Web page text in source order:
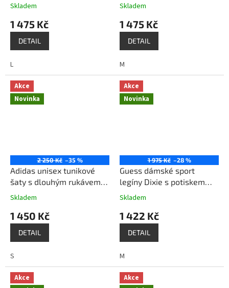
Skladem
1 475 Kč
DETAIL
L
Skladem
1 475 Kč
DETAIL
M
Akce
Novinka
2 250 Kč –35 %
Adidas unisex tunikové
šaty s dlouhým rukávem
HI6012 černé
Skladem
1 450 Kč
DETAIL
S
Akce
Novinka
1 975 Kč –28 %
Guess dámské sport
legíny Dixie s potiskem
černé
Skladem
1 422 Kč
DETAIL
M
Akce
Akce